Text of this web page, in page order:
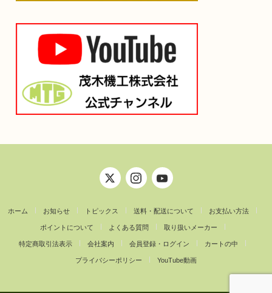
ホーム お知らせ トピックス 送料・配送について お支払い方法
ポイントについて よくある質問 取り扱いメーカー
特定商取引法表示 会社案内 会員登録・ログイン カートの中
プライバシーポリシー YouTube動画